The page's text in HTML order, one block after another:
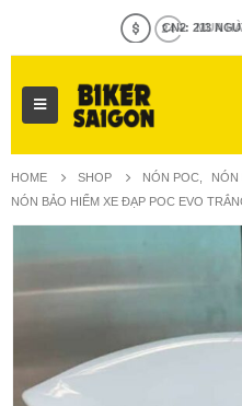
MUA
HOME SHOP NÓN POC
NÓN
NÓN BẢO HIỂM XE ĐẠP POC EVO